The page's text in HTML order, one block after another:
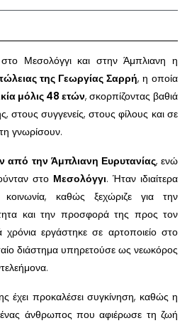
Μεσολόγγι και στην Άμπλιανη η
της Γεωργίας Σαρρή, η οποία
μόλις 48 ετών, σκορπίζοντας βαθιά
στους συγγενείς, στους φίλους και σε
γνωρίσουν.
από την Άμπλιανη Ευρυτανίας, ενώ
στο Μεσολόγγι. Ήταν ιδιαίτερα
καθώς ξεχώριζε για την
και την προσφορά της προς τον
εργάστηκε σε αρτοποιείο στο
διάστημα υπηρετούσε ως νεωκόρος
έχει προκαλέσει συγκίνηση, καθώς η
άνθρωπος που αφιέρωσε τη ζωή